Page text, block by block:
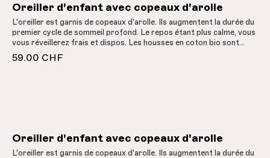
Oreiller d'enfant avec copeaux d'arolle
L'oreiller est garnis de copeaux d'arolle. Ils augmentent la durée du
premier cycle de sommeil profond. Le repos étant plus calme, vous
vous réveillerez frais et dispos. Les housses en coton bio sont
lavables. Remplies de copeaux de bois d'arolle suisse de haute
qualité provenant de la vallée de Zermatt et de la meilleure laine de
59.00 CHF
Oreiller d'enfant avec copeaux d'arolle
L'oreiller est garnis de copeaux d'arolle. Ils augmentent la durée du